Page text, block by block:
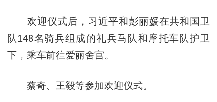
欢迎仪式后，习近平和彭丽媛在共和国卫
队148名骑兵组成的礼兵马队和摩托车队护卫
下，乘车前往爱丽舍宫。
蔡奇、王毅等参加欢迎仪式。